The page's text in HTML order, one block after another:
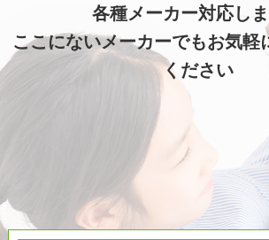
各種メーカー対応しま
ここにないメーカーでもお気軽
ください